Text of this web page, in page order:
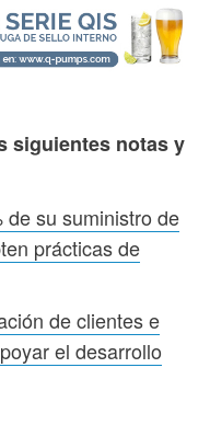
siguientes notas y
de su suministro de
prácticas de
de clientes e
el desarrollo